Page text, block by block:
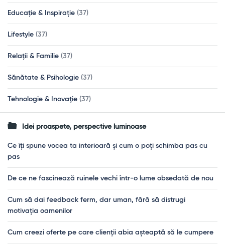
Educație & Inspirație (37)
Lifestyle (37)
Relații & Familie (37)
Sănătate & Psihologie (37)
Tehnologie & Inovație (37)
Idei proaspete, perspective luminoase
Ce îți spune vocea ta interioară și cum o poți schimba pas cu
pas
De ce ne fascinează ruinele vechi într-o lume obsedată de nou
Cum să dai feedback ferm, dar uman, fără să distrugi
motivația oamenilor
Cum creezi oferte pe care clienții abia așteaptă să le cumpere